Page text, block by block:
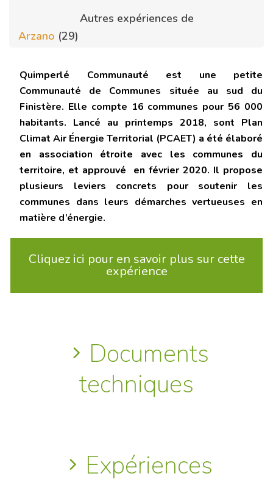
Autres expériences de
Arzano (29)
Quimperlé Communauté est une petite
Communauté de Communes située au sud du
Finistère. Elle compte 16 communes pour 56 000
habitants. Lancé au printemps 2018, sont Plan
Climat Air Énergie Territorial (PCAET) a été élaboré
en association étroite avec les communes du
territoire, et approuvé en février 2020. Il propose
plusieurs leviers concrets pour soutenir les
communes dans leurs démarches vertueuses en
matière d’énergie.
Cliquez ici pour en savoir plus sur cette
expérience
Documents
techniques
Expériences